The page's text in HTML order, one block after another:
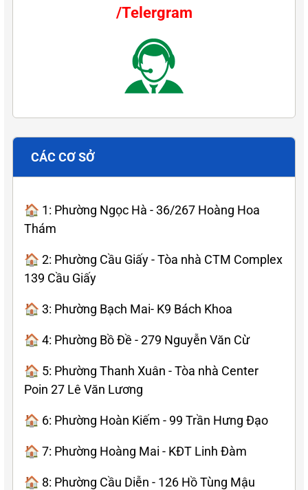
/Telergram
CÁC CƠ SỞ
🏠 1: Phường Ngọc Hà - 36/267 Hoàng Hoa
Thám
🏠 2: Phường Cầu Giấy - Tòa nhà CTM Complex
139 Cầu Giấy
🏠 3: Phường Bạch Mai- K9 Bách Khoa
🏠 4: Phường Bồ Đề - 279 Nguyễn Văn Cừ
🏠 5: Phường Thanh Xuân - Tòa nhà Center
Poin 27 Lê Văn Lương
🏠 6: Phường Hoàn Kiếm - 99 Trần Hưng Đạo
🏠 7: Phường Hoàng Mai - KĐT Linh Đàm
🏠 8: Phường Cầu Diễn - 126 Hồ Tùng Mậu